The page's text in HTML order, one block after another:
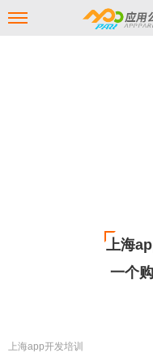
上海
一个
上海app开发培训